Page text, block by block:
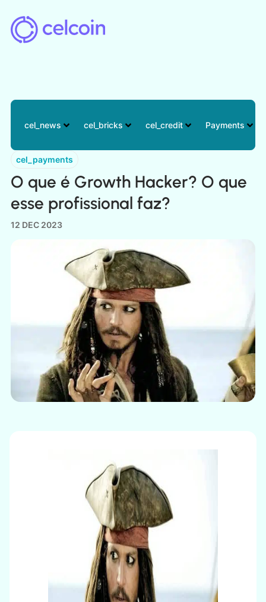
cel_news cel_bricks cel_credit Payments
cel_payments
O que é Growth Hacker? O que
esse profissional faz?
12 DEC 2023